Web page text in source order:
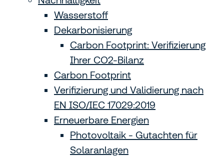
Wasserstoff
Dekarbonisierung
Carbon Footprint: Verifizierung
Ihrer CO2-Bilanz
Carbon Footprint
Verifizierung und Validierung nach
EN ISO/IEC 17029:2019
Erneuerbare Energien
Photovoltaik - Gutachten für
Solaranlagen